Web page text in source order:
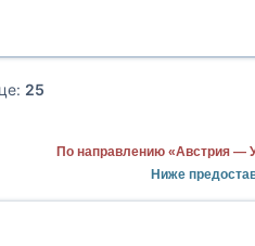
25
По направлению «Австрия —
Ниже